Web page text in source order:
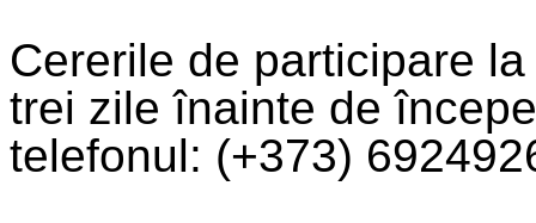
Cererile de participare
trei zile înainte de
telefonul: (+373)